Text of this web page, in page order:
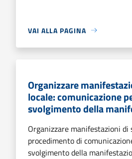
VAI ALLA PAGINA
Organizzare
locale: comunicazione
svolgimento della
Organizzare manifestazioni di
procedimento di
svolgimento della